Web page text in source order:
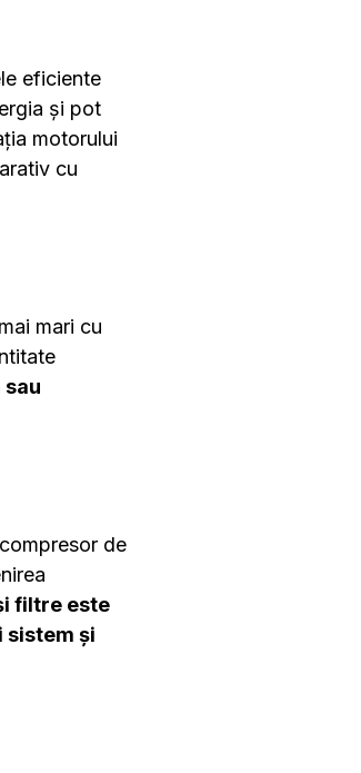
eficiente
și pot
motorului
cu
mari cu
de
filtre este
sistem și